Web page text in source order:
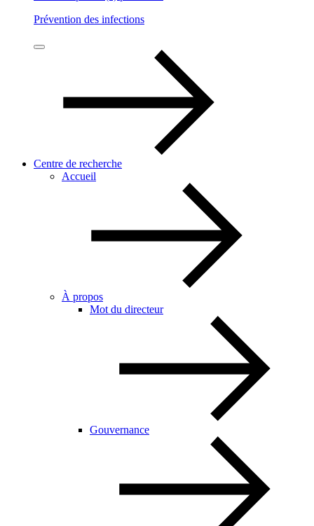
Prévention des infections
Centre de recherche
Accueil
À propos
Mot du directeur
Gouvernance